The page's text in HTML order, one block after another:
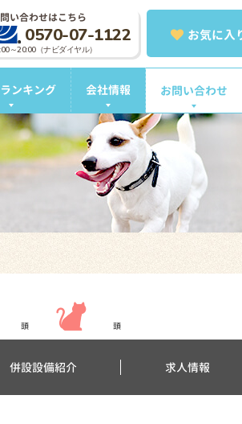
お気に入
い合わせはこちら
0570-07-1122
～20:00（ナビダイヤル）
ンキング 会社情報 お問い合わせ
頭 頭
併設設備紹介 求人情報